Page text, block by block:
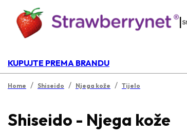
|
KUPUJTE PREMA BRANDU
Home / Shiseido / Njega kože / Tijelo
Shiseido - Njega kože